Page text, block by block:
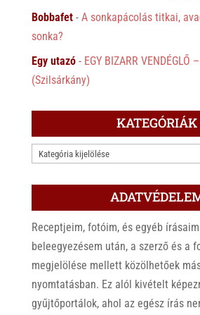
Bobbafet- A sonkapácolás titkai,
sonka?
Egy utazó- EGY BIZARR
(Szilsárkány)
KATEGÓRIÁK
KATEGÓRIÁK
Receptjeim, fotóim, és egyéb
beleegyezésem után, a szerző és a
megjelölése mellett közölhetőek
nyomtatásban. Ez alól kivételt
gyűjtőportálok, ahol az egész írás